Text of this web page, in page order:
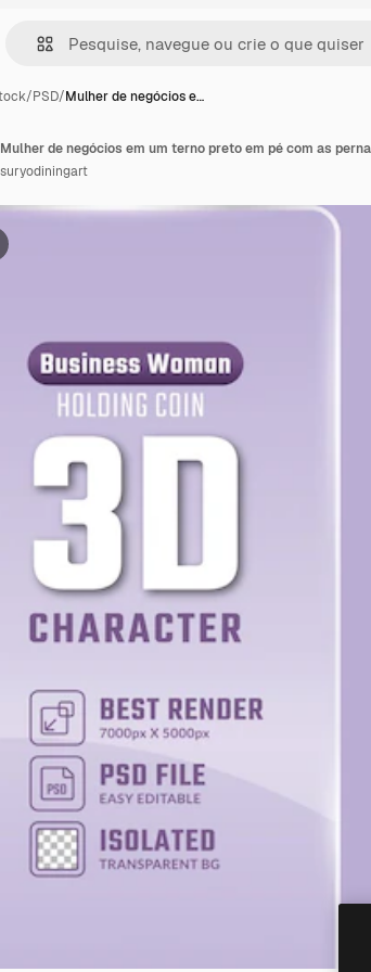
/PSD/Mulher de negócios e…
suryodiningart